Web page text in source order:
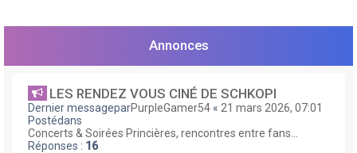
h
r
Annonces
LES RENDEZ VOUS CINÉ DE SCHKOPI
Dernier messageparPurpleGamer54 « 21 mars 2026, 07:01
Postédans
Concerts & Soirées Princières, rencontres entre fans...
Réponses : 16